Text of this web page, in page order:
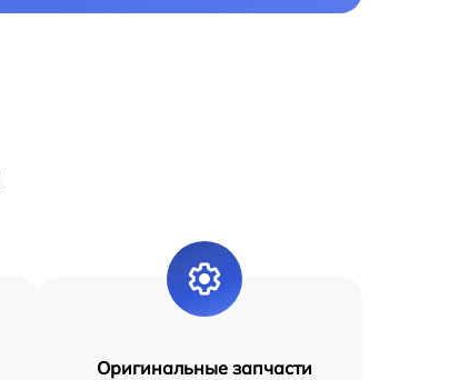
Оригинальные запчасти